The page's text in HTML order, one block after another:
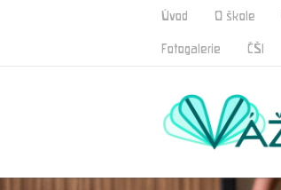
Úvod O škole
Fotogalerie ČŠI